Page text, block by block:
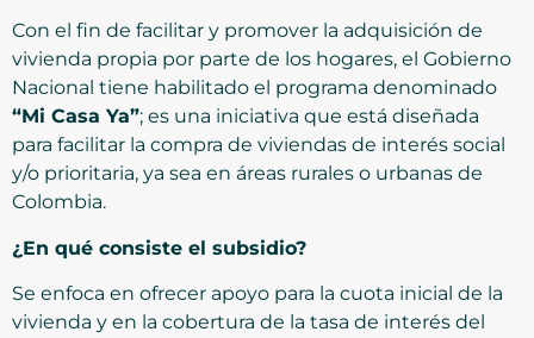
Con el fin de facilitar y promover la adquisición de
vivienda propia por parte de los hogares, el Gobierno
Nacional tiene habilitado el programa denominado
“Mi Casa Ya”; es una iniciativa que está diseñada
para facilitar la compra de viviendas de interés social
y/o prioritaria, ya sea en áreas rurales o urbanas de
Colombia.
¿En qué consiste el subsidio?
Se enfoca en ofrecer apoyo para la cuota inicial de la
vivienda y en la cobertura de la tasa de interés del